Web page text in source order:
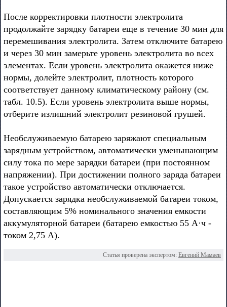
После корректировки плотности электролита
продолжайте зарядку батареи еще в течение 30 мин для
перемешивания электролита. Затем отключите батарею
и через 30 мин замерьте уровень электролита во всех
элементах. Если уровень электролита окажется ниже
нормы, долейте электролит, плотность которого
соответствует данному климатическому району (см.
табл. 10.5). Если уровень электролита выше нормы,
отберите излишний электролит резиновой грушей.
Необслуживаемую батарею заряжают специальным
зарядным устройством, автоматически уменьшающим
силу тока по мере зарядки батареи (при постоянном
напряжении). При достижении полного заряда батареи
такое устройство автоматически отключается.
Допускается зарядка необслуживаемой батареи током,
составляющим 5% номинального значения емкости
аккумуляторной батареи (батарею емкостью 55 А·ч -
током 2,75 А).
Статья проверена экспертом: Евгений Мамаев